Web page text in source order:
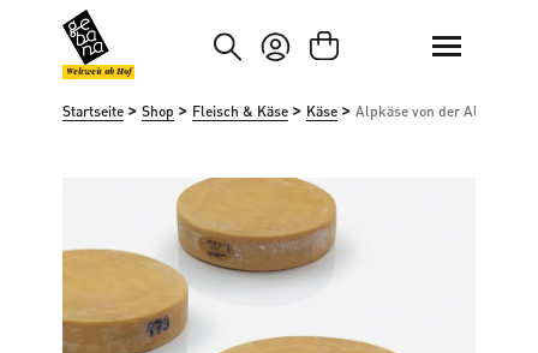
Hauptinhalt springen
Zur Suche springen
Weltweit ab Hof
Startseite > Shop > Fleisch & Käse > Käse > Alpkäse von der Alp
Bildergalerie überspringen